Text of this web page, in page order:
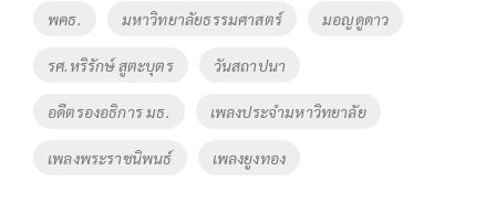
Tags
พคธ. มหาวิทยาลัยธรรมศาสตร์ มอญดูดาว
รศ.หริรักษ์ สูตะบุตร วันสถาปนา
อดีตรองอธิการ มธ. เพลงประจำมหาวิทยาลัย
เพลงพระราชนิพนธ์ เพลงยูงทอง